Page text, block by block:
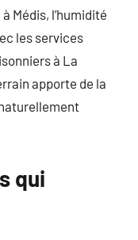
Médis, l’humidité
les services
à La
apporte de la
qui